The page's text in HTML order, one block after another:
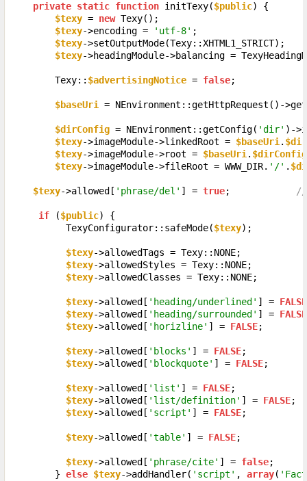
private static function initTexy($public) {
$texy = new Texy();
$texy->encoding = 'utf-8' ;
$texy->setOutputMode(Texy::XHTML1_STRICT);
$texy->headingModule->balancing =
        Texy::
$advertisingNotice = false;
$baseUri = NEnvironment::getHttpRequest()-
$dirConfig = NEnvironment::getConfig( 'dir' )-
$texy->imageModule->linkedRoot = $baseUri.
$texy->imageModule->root = $baseUri. $dirConfig
$texy->imageModule->fileRoot = WWW_DIR. '/' .
$texy->allowed[ 'phrase/del' ] = true; //
if ($public) {
          TexyConfigurator::safeMode(
$texy);
$texy->allowedTags = Texy::NONE;
$texy->allowedStyles = Texy::NONE;
$texy->allowedClasses = Texy::NONE;
$texy->allowed[ 'heading/underlined' ] = FALSE
$texy->allowed[ 'heading/surrounded' ] = FALSE
$texy->allowed[ 'horizline' ] = FALSE;
$texy->allowed[ 'blocks' ] = FALSE;
$texy->allowed[ 'blockquote' ] = FALSE;
$texy->allowed[ 'list' ] = FALSE;
$texy->allowed[ 'list/definition' ] = FALSE;
$texy->allowed[ 'script' ] = FALSE;
$texy->allowed[ 'table' ] = FALSE;
$texy->allowed[ 'phrase/cite' ] = false;
        }
else $texy->addHandler( 'script' , array(